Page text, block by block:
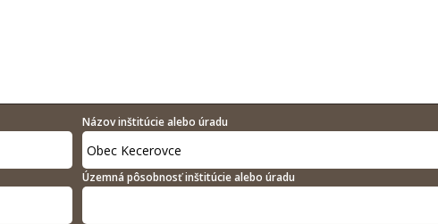
Názov inštitúcie alebo úradu
Územná pôsobnosť inštitúcie alebo úradu